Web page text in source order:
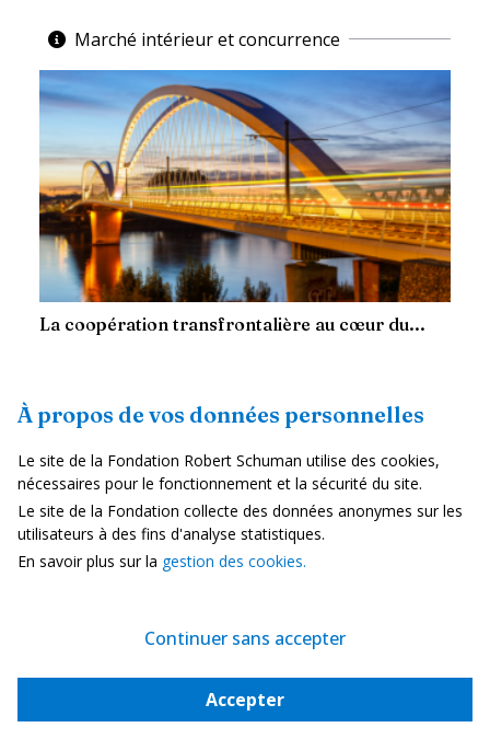
À propos de vos données personnelles
Le site de la Fondation Robert Schuman utilise des cookies,
nécessaires pour le fonctionnement et la sécurité du site.
Le site de la Fondation collecte des données anonymes sur les
utilisateurs à des fins d'analyse statistiques.
En savoir plus sur la gestion des cookies.
Continuer sans accepter
Accepter
Marché intérieur et concurrence
La coopération transfrontalière au cœur du...
Lorsque l’on vit en Alsace, on passe souvent par l’Allemagne sans
certain nombre de travailleurs frontaliers. On y...
Stratégie, sécurité et défense